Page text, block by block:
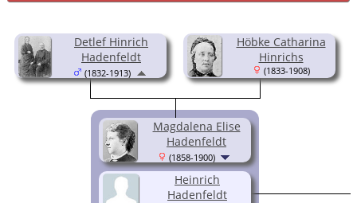
Detlef Hinrich
Hadenfeldt
(1832-1913)
Höbke Catharina
Hinrichs
(1833-1908)
Magdalena Elise
Hadenfeldt
(1858-1900)
Heinrich
Hadenfeldt